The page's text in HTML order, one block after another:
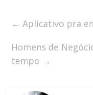
← Aplicativo pra
Homens de
tempo →